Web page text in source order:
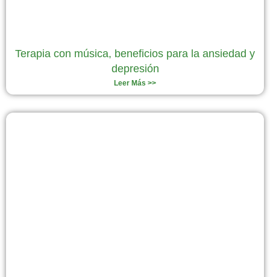
Terapia con música, beneficios para la ansiedad y
depresión
Leer Más >>